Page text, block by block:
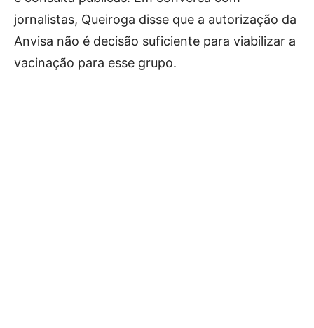
jornalistas, Queiroga disse que a autorização da
Anvisa não é decisão suficiente para viabilizar a
vacinação para esse grupo.